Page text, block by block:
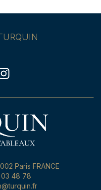
Paris FRANCE
03 48 78